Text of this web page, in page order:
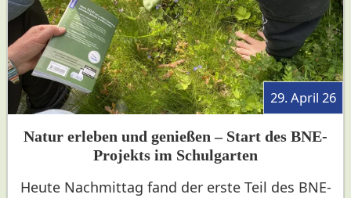
29. April 26
Natur erleben und genießen – Start des BNE-
Projekts im Schulgarten
Heute Nachmittag fand der erste Teil des BNE-